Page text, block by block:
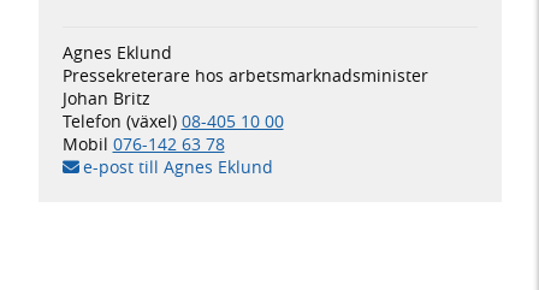
Agnes Eklund
Pressekreterare hos arbetsmarknadsminister
Johan Britz
Telefon (växel) 08-405 10 00
Mobil 076-142 63 78
e-post till Agnes Eklund